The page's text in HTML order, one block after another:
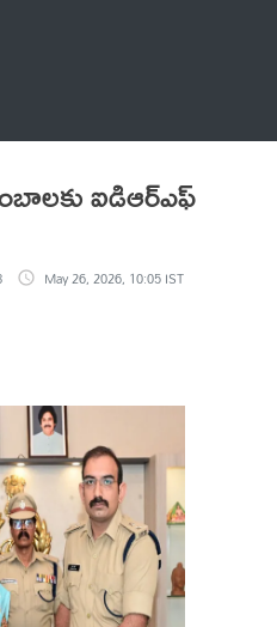
ఐడిఆర్ఎఫ్
May 26, 2026, 10:05 IST